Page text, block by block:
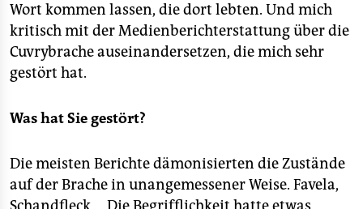
Wort kommen lassen, die dort lebten. Und mich
kritisch mit der Medienberichterstattung über die
Cuvrybrache auseinandersetzen, die mich sehr
gestört hat.
Was hat Sie gestört?
Die meisten Berichte dämonisierten die Zustände
auf der Brache in unangemessener Weise. Favela,